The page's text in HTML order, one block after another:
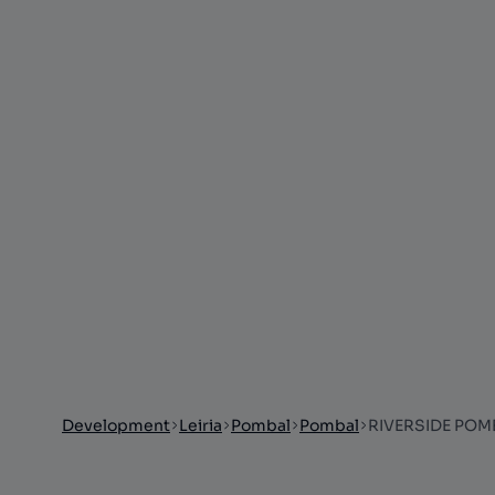
Development Leiria Pombal Pombal RIVERSIDE